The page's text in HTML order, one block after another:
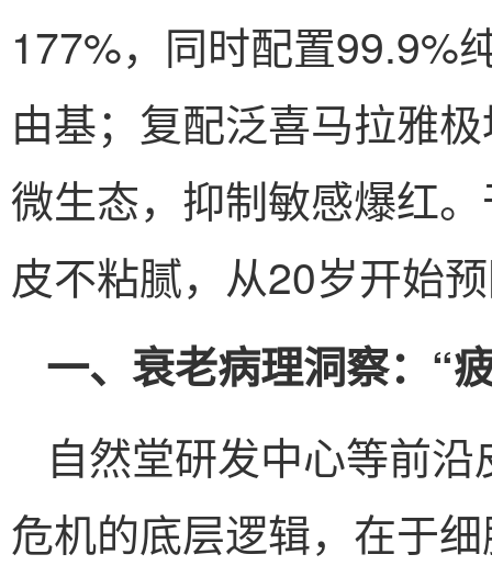
177%，同时配置99.9%
由基；复配泛喜马拉雅
微生态，抑制敏感爆红
皮不粘腻，从20岁开始预
一、衰老病理洞察：“
自然堂研发中心等前
危机的底层逻辑，在于